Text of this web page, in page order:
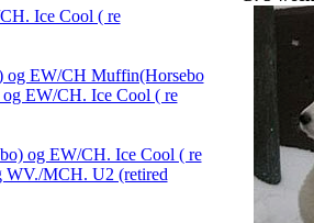
Ice Cool ( re
og EW/CH Muffin(Horsebo
EW/CH. Ice Cool ( re
og EW/CH. Ice Cool ( re
WV./MCH. U2 (retired